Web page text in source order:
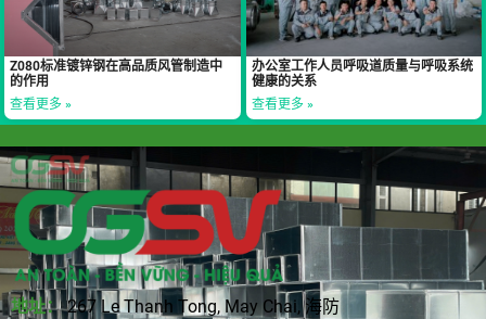
Z080标准镀锌钢在高品质风管制造中
的作用
查看更多 »
办公室工作人员呼吸道质量与呼吸系统
健康的关系
查看更多 »
地址： 267 Le Thanh Tong, May Chai, 海防